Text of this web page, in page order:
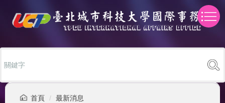
內
區
首頁 最新消息